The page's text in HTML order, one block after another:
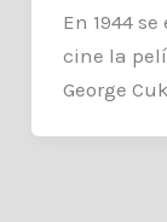
En 1944
cine la
George